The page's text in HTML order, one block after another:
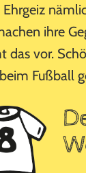
Ehrgeiz
ihre
das vor.
Fußball